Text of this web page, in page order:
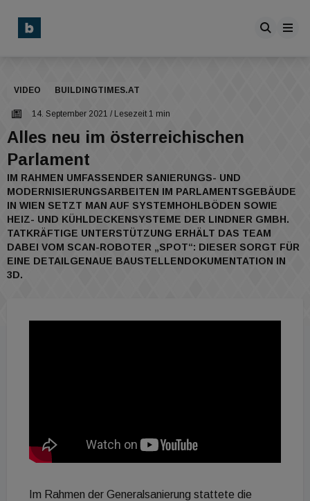
VIDEO BUILDINGTIMES.AT
14. September 2021 / Lesezeit 1 min
Alles neu im österreichischen
Parlament
IM RAHMEN UMFASSENDER SANIERUNGS- UND
MODERNISIERUNGSARBEITEN IM PARLAMENTSGEBÄUDE
IN WIEN SETZT MAN AUF SYSTEMHOHLBÖDEN SOWIE
HEIZ- UND KÜHLDECKENSYSTEME DER LINDNER GMBH.
TATKRÄFTIGE UNTERSTÜTZUNG ERHÄLT DAS TEAM
DABEI VOM SCAN-ROBOTER „SPOT“: DIESER SORGT FÜR
EINE DETAILGENAUE BAUSTELLENDOKUMENTATION IN
3D.
Im Rahmen der Generalsanierung stattete die